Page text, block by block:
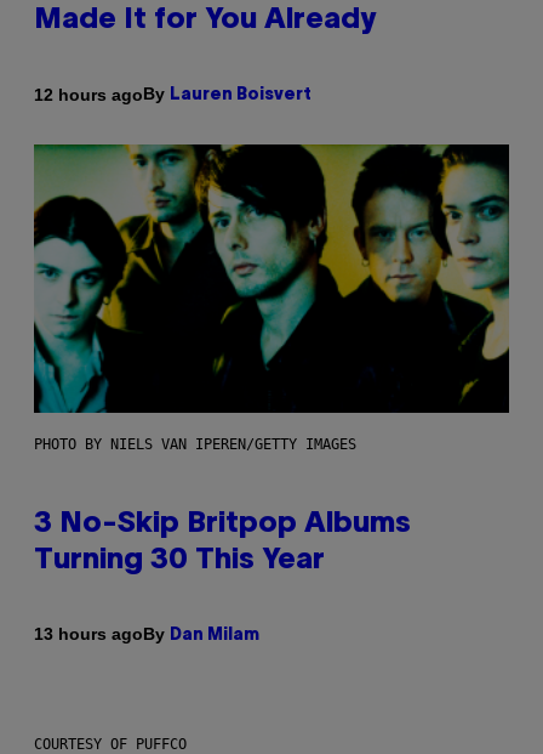
Made It for You Already
12 hours agoBy Lauren Boisvert
PHOTO BY NIELS VAN IPEREN/GETTY IMAGES
3 No-Skip Britpop Albums
Turning 30 This Year
13 hours agoBy Dan Milam
COURTESY OF PUFFCO